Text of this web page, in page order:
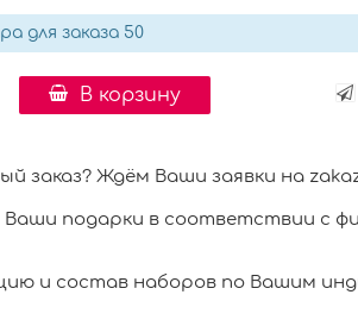
для заказа 50
В корзину
Ждём Ваши заявки на
подарки в соответствии с
и состав наборов по Вашим